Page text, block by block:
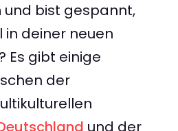
und bist gespannt,
in deiner neuen
Es gibt einige
der